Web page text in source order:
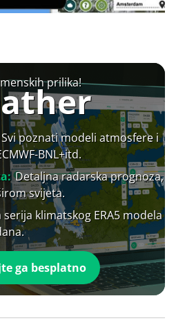
prilika!
Svi poznati modeli atmosfere i
BNL+itd.
Detaljna radarska prognoza,
svijeta.
klimatskog ERA5 modela
ga besplatno